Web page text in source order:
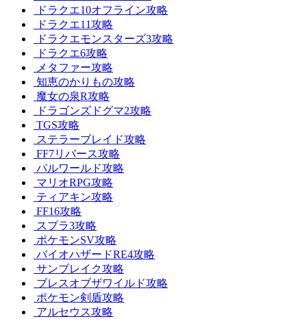
ドラクエ10オフライン攻略
ドラクエ11攻略
ドラクエモンスターズ3攻略
ドラクエ6攻略
メタファー攻略
知恵のかりもの攻略
魔女の泉R攻略
ドラゴンズドグマ2攻略
TGS攻略
ステラーブレイド攻略
FF7リバース攻略
パルワールド攻略
マリオRPG攻略
ティアキン攻略
FF16攻略
スプラ3攻略
ポケモンSV攻略
バイオハザードRE4攻略
サンブレイク攻略
ブレスオブザワイルド攻略
ポケモン剣盾攻略
アルセウス攻略